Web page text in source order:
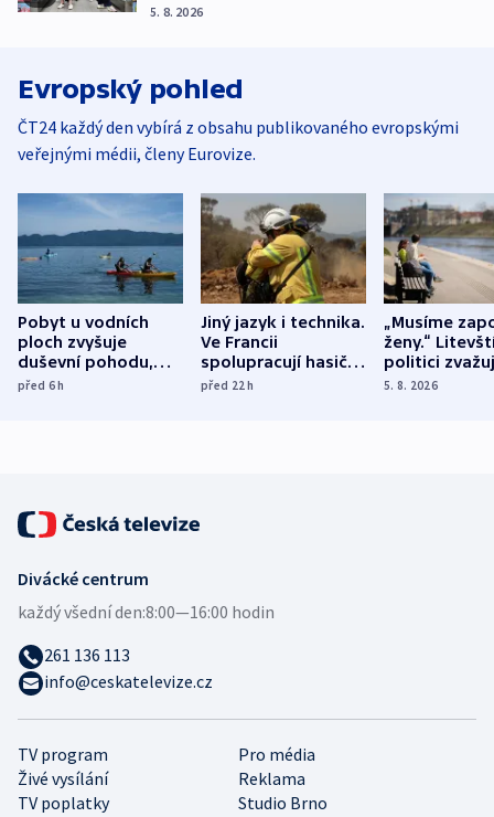
5. 8. 2026
Evropský pohled
ČT24 každý den vybírá z obsahu publikovaného evropskými
veřejnými médii, členy Eurovize.
Pobyt u vodních
ploch zvyšuje
duševní pohodu,
ukázala
před 6h
Jiný jazyk i technika.
Ve Francii
spolupracují hasiči z
různých zemí
před 22h
„Musíme
ženy.“
politici
dohodu o
5. 8. 2026
TV program
Pro média
Živé vysílání
Reklama
TV poplatky
Studio Brno
Divácké centrum
každý všední den:8:00—16:00 hodin
261 136 113
info@ceskatelevize.cz